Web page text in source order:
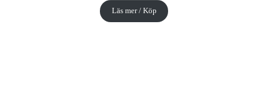
Läs mer / Köp